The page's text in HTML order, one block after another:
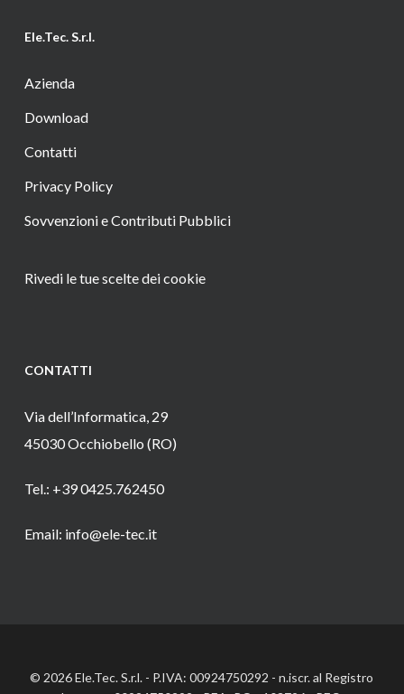
Ele.Tec. S.r.l.
Azienda
Download
Contatti
Privacy Policy
Sovvenzioni e Contributi Pubblici
Rivedi le tue scelte dei cookie
CONTATTI
Via dell’Informatica, 29
45030 Occhiobello (RO)
Tel.: +39 0425.762450
Email: info@ele-tec.it
© 2026 Ele.Tec. S.r.l. - P.IVA: 00924750292 - n.iscr. al Registro